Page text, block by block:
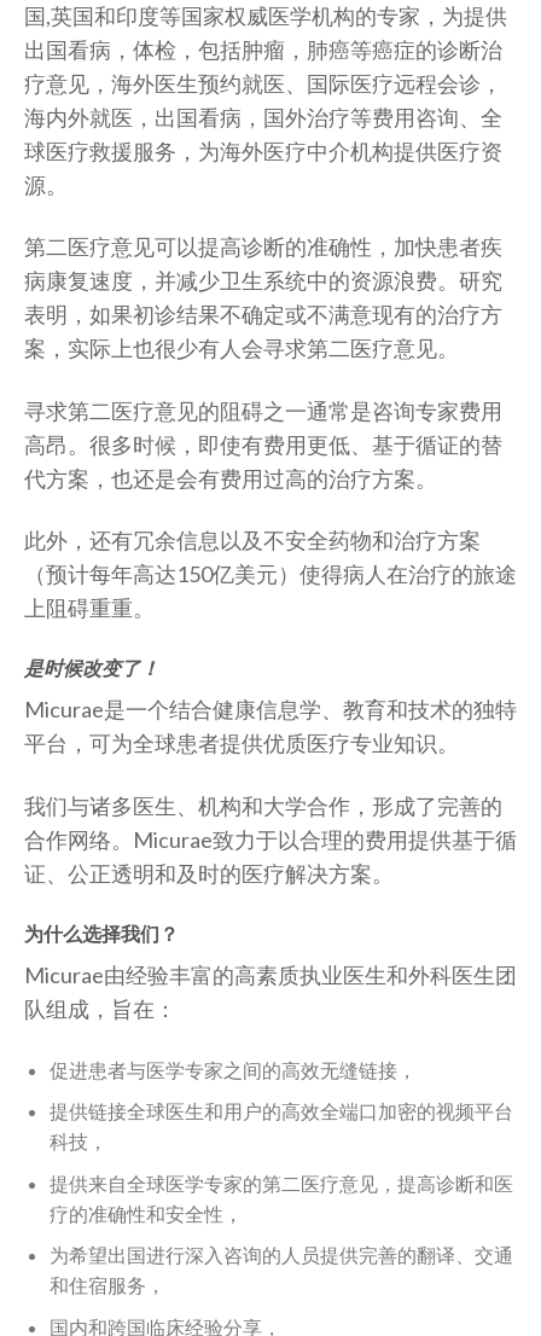
国,英国和印度等国家权威医学机构的专家，为提供
出国看病，体检，包括肿瘤，肺癌等癌症的诊断治
疗意见，海外医生预约就医、国际医疗远程会诊，
海内外就医，出国看病，国外治疗等费用咨询、全
球医疗救援服务，为海外医疗中介机构提供医疗资
源。
第二医疗意见可以提高诊断的准确性，加快患者疾
病康复速度，并减少卫生系统中的资源浪费。研究
表明，如果初诊结果不确定或不满意现有的治疗方
案，实际上也很少有人会寻求第二医疗意见。
寻求第二医疗意见的阻碍之一通常是咨询专家费用
高昂。很多时候，即使有费用更低、基于循证的替
代方案，也还是会有费用过高的治疗方案。
此外，还有冗余信息以及不安全药物和治疗方案
（预计每年高达150亿美元）使得病人在治疗的旅途
上阻碍重重。
是时候改变了！
Micurae是一个结合健康信息学、教育和技术的独特
平台，可为全球患者提供优质医疗专业知识。
我们与诸多医生、机构和大学合作，形成了完善的
合作网络。Micurae致力于以合理的费用提供基于循
证、公正透明和及时的医疗解决方案。
为什么选择我们？
Micurae由经验丰富的高素质执业医生和外科医生团
队组成，旨在：
促进患者与医学专家之间的高效无缝链接，
提供链接全球医生和用户的高效全端口加密的视频平台
科技，
提供来自全球医学专家的第二医疗意见，提高诊断和医
疗的准确性和安全性，
为希望出国进行深入咨询的人员提供完善的翻译、交通
和住宿服务，
国内和跨国临床经验分享，